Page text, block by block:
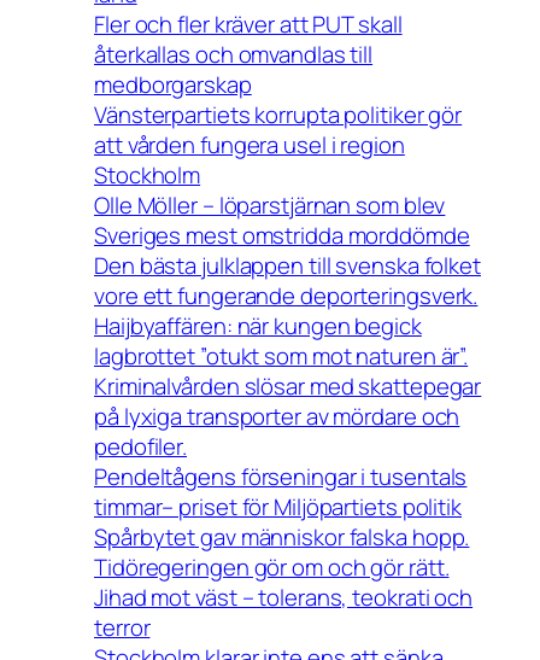
Fler och fler kräver att PUT skall
återkallas och omvandlas till
medborgarskap
Vänsterpartiets korrupta politiker gör
att vården fungera usel i region
Stockholm
Olle Möller – löparstjärnan som blev
Sveriges mest omstridda morddömde
Den bästa julklappen till svenska folket
vore ett fungerande deporteringsverk.
Haijbyaffären: när kungen begick
lagbrottet ”otukt som mot naturen är”.
Kriminalvården slösar med skattepegar
på lyxiga transporter av mördare och
pedofiler.
Pendeltågens förseningar i tusentals
timmar– priset för Miljöpartiets politik
Spårbytet gav människor falska hopp.
Tidöregeringen gör om och gör rätt.
Jihad mot väst – tolerans, teokrati och
terror